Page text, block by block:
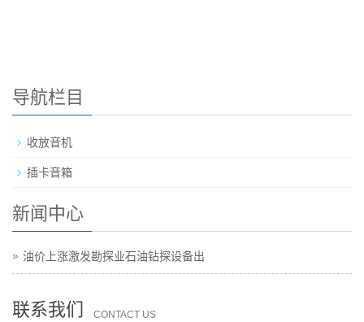
导航栏目
收放音机
插卡音箱
新闻中心
油价上涨激发勘探业石油钻探设备出
联系我们 CONTACT US